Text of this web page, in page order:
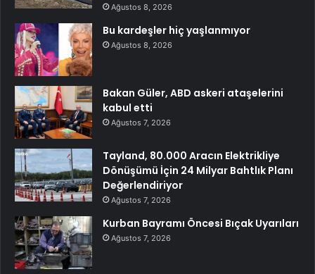
Ağustos 8, 2026
Bu kardeşler hiç yaşlanmıyor
Ağustos 8, 2026
Bakan Güler, ABD askeri ataşelerini
kabul etti
Ağustos 7, 2026
Tayland, 80.000 Aracın Elektrikliye
Dönüşümü İçin 24 Milyar Bahtlık Planı
Değerlendiriyor
Ağustos 7, 2026
Kurban Bayramı Öncesi Bıçak Uyarıları
Ağustos 7, 2026